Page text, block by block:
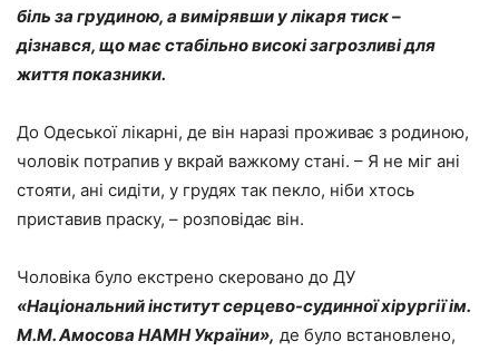
біль за грудиною, а вимірявши у лікаря тиск –
дізнався, що має стабільно високі загрозливі для
життя показники.
До Одеської лікарні, де він наразі проживає з родиною,
чоловік потрапив у вкрай важкому стані. – Я не міг ані
стояти, ані сидіти, у грудях так пекло, ніби хтось
приставив праску, – розповідає він.
Чоловіка було екстрено скеровано до ДУ
«Національний інститут серцево-судинної хірургії ім.
М.М. Амосова НАМН України», де було встановлено,